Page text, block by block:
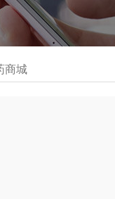
商城